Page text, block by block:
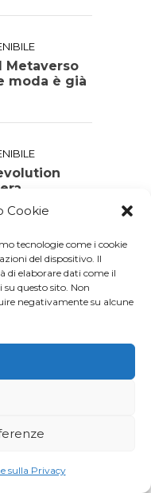
Cookie
tecnologie come i cookie
del dispositivo. Il
di elaborare dati come il
questo sito. Non
negativamente su alcune
sulla Privacy
Metaverso
moda è già
è porsi
,SALUTE
investire
alla
,CAMBIAMENTO
anche